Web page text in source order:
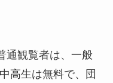
通観覧者は、一般
高生は無料で、団